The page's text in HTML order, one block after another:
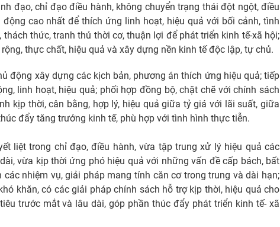
đạo, chỉ đạo điều hành, không chuyển trạng thái đột ngột, điều
cao nhất để thích ứng linh hoạt, hiệu quả với bối cảnh, tình
thức, tranh thủ thời cơ, thuận lợi để phát triển kinh tế-xã hội;
thực chất, hiệu quả và xây dựng nền kinh tế độc lập, tự chủ.
động xây dựng các kịch bản, phương án thích ứng hiệu quả; tiếp
linh hoạt, hiệu quả; phối hợp đồng bộ, chặt chẽ với chính sách
kịp thời, cân bằng, hợp lý, hiệu quả giữa tỷ giá với lãi suất, giữa
đẩy tăng trưởng kinh tế, phù hợp với tình hình thực tiễn.
liệt trong chỉ đạo, điều hành, vừa tập trung xử lý hiệu quả các
vừa kịp thời ứng phó hiệu quả với những vấn đề cấp bách, bất
nhiệm vụ, giải pháp mang tính căn cơ trong trung và dài hạn;
khăn, có các giải pháp chính sách hỗ trợ kịp thời, hiệu quả cho
trước mắt và lâu dài, góp phần thúc đẩy phát triển kinh tế- xã